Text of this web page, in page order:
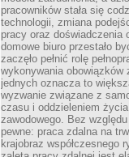
pracowników stała się
technologii, zmiana
pracy oraz doświadczenia
domowe biuro przestało
zaczęło pełnić rolę
wykonywania obowiązków
jednych oznacza to
wyzwanie związane z
czasu i oddzieleniem
zawodowego. Bez
pewne: praca zdalna na
krajobraz współczesnego